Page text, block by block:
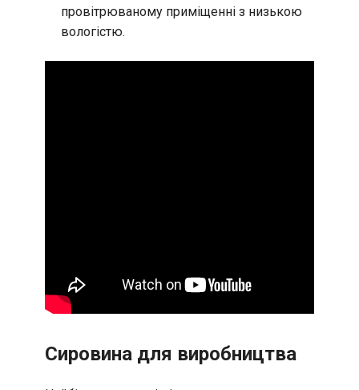
провітрюваному приміщенні з низькою
вологістю.
Сировина для виробництва